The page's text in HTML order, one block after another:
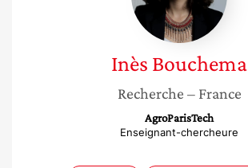
Inès Bouchema
Recherche – France
AgroParisTech
Enseignant-chercheure